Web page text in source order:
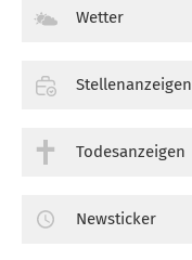
Wetter
Stellenanzeigen
Todesanzeigen
Newsticker